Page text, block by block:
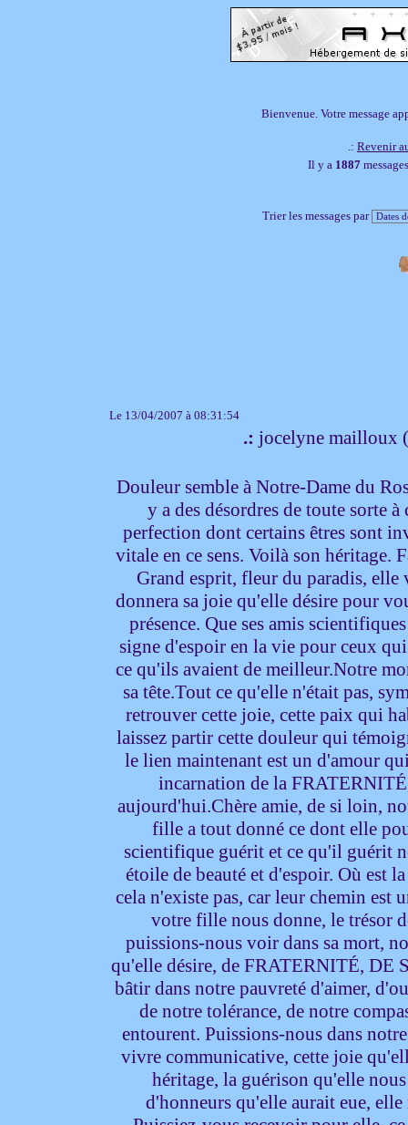
Bienvenue. Votre message
.: Revenir
Il y a 1887
Trier les messages par
Le 13/04/2007 à 08:31:54
.: jocelyne mailloux (
Douleur semble à Notre-Dame du
y a des désordres de toute sorte
perfection dont certains êtres sont
vitale en ce sens. Voilà son héritage.
Grand esprit, fleur du paradis, elle
donnera sa joie qu'elle désire pour
présence. Que ses amis
signe d'espoir en la vie pour ceux
ce qu'ils avaient de meilleur.Notre
sa tête.Tout ce qu'elle n'était pas,
retrouver cette joie, cette paix qui
laissez partir cette douleur qui
le lien maintenant est un d'amour
incarnation de la
aujourd'hui.Chère amie, de si loin,
fille a tout donné ce dont elle
scientifique guérit et ce qu'il guérit
étoile de beauté et d'espoir. Où est
cela n'existe pas, car leur chemin est
votre fille nous donne, le trésor
puissions-nous voir dans sa mort,
qu'elle désire, de FRATERNITÉ, DE
bâtir dans notre pauvreté d'aimer,
de notre tolérance, de notre
entourent. Puissions-nous dans
vivre communicative, cette joie
héritage, la guérison qu'elle
d'honneurs qu'elle aurait eue,